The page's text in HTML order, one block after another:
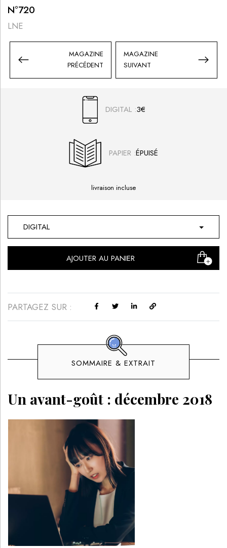
N°720
LNE
MAGAZINE
PRÉCÉDENT
MAGAZINE
SUIVANT
DIGITAL :3€
PAPIER :
livraison incluse
DIGITAL
AJOUTER AU PANIER
PARTAGEZ SUR :
SOMMAIRE & EXTRAIT
Un avant-goût : décembre 2018